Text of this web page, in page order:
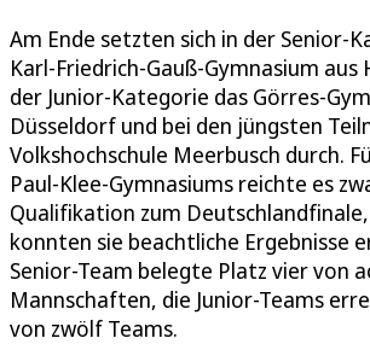
Am Ende setzten sich in der Senior-
Karl-Friedrich-Gauß-Gymnasium aus
der Junior-Kategorie das Görres-
Düsseldorf und bei den jüngsten
Volkshochschule Meerbusch durch.
Paul-Klee-Gymnasiums reichte es
Qualifikation zum
konnten sie beachtliche Ergebnisse
Senior-Team belegte Platz vier von
Mannschaften, die Junior-Teams
von zwölf Teams.